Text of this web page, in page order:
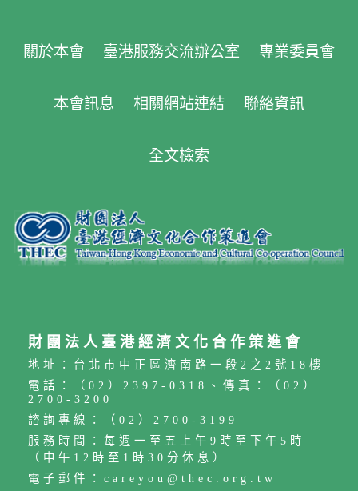
關於本會 臺港服務交流辦公室 專業委員會
本會訊息 相關網站連結 聯絡資訊
全文檢索
財團法人臺港經濟文化合作策進會
地址：台北市中正區濟南路一段2之2號18樓
電話：（02）2397-0318、傳真：（02）
2700-3200
諮詢專線：（02）2700-3199
服務時間：每週一至五上午9時至下午5時
（中午12時至1時30分休息）
電子郵件：careyou@thec.org.tw